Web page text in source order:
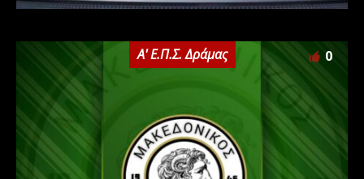
Α' Ε.Π.Σ. Δράμας 0